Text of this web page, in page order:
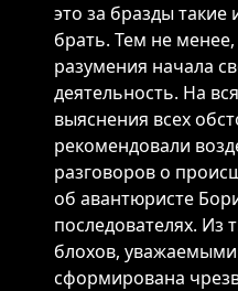
это за бразды такие
брать. Тем не
разумения начала
деятельность. На
выяснения всех
рекомендовали
разговоров о
об авантюристе
последователях.
блохов,
сформирована